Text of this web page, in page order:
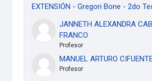
EXTENSIÓN - Gregori Bone - 2do
JANNETH ALEXANDRA
FRANCO
Profesor
MANUEL ARTURO
Profesor